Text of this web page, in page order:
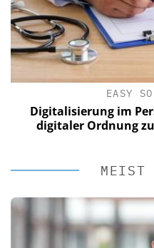
EASY
Digitalisierung im
digitaler Ordnung
MEIST